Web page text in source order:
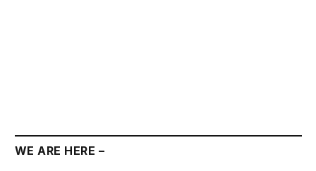
WE ARE HERE –